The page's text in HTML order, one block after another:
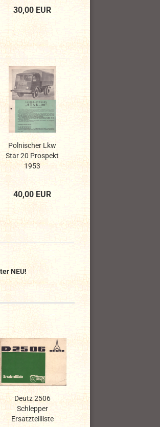
30,00 EUR
Polnischer Lkw
Star 20 Prospekt
1953
40,00 EUR
NEU!
Deutz 2506
Schlepper
Ersatzteilliste